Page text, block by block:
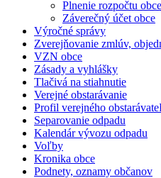
Plnenie rozpočtu obce
Záverečný účet obce
Výročné správy
Zverejňovanie zmlúv,
VZN obce
Zásady a vyhlášky
Tlačivá na stiahnutie
Verejné obstarávanie
Profil verejného
Separovanie odpadu
Kalendár vývozu odpadu
Voľby
Kronika obce
Podnety, oznamy občanov